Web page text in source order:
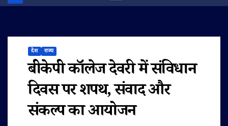
देश राज्य
बीकेपी कॉलेज देवरी में संविधान
दिवस पर शपथ, संवाद और
संकल्प का आयोजन